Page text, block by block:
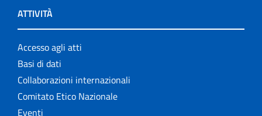
ATTIVITÀ
Accesso agli atti
Basi di dati
Collaborazioni internazionali
Comitato Etico Nazionale
Eventi